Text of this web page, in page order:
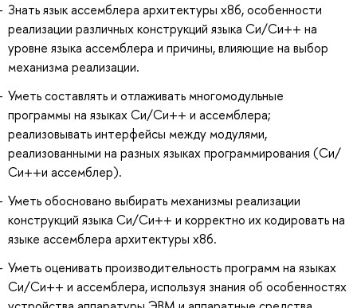
Знать язык ассемблера архитектуры x86, особенности
реализации различных конструкций языка Си/Си++ на
уровне языка ассемблера и причины, влияющие на выбор
механизма реализации.
Уметь составлять и отлаживать многомодульные
программы на языках Си/Си++ и ассемблера;
реализовывать интерфейсы между модулями,
реализованными на разных языках программирования (Си/
Си++и ассемблер).
Уметь обосновано выбирать механизмы реализации
конструкций языка Си/Си++ и корректно их кодировать на
языке ассемблера архитектуры x86.
Уметь оценивать производительность программ на языках
Си/Си++ и ассемблера, используя знания об особенностях